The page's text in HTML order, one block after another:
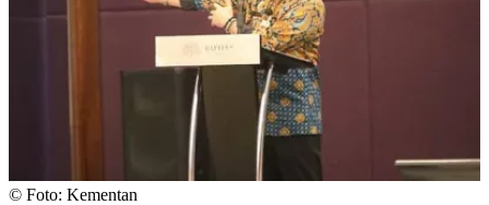
© Foto: Kementan